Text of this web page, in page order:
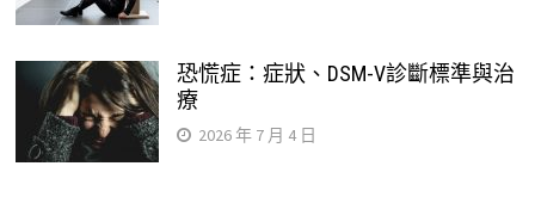
恐慌症：症狀、DSM-V診斷標準與治
療
2026 年 7 月 4 日